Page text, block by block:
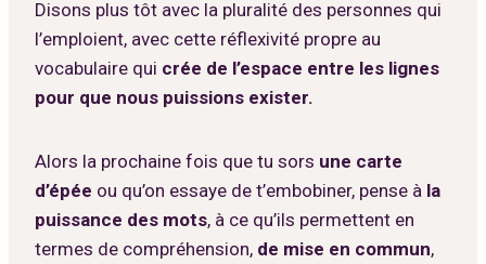
Disons plus tôt avec la pluralité des personnes qui
l’emploient, avec cette réflexivité propre au
vocabulaire qui crée de l’espace entre les lignes
pour que nous puissions exister.
Alors la prochaine fois que tu sors une carte
d’épée ou qu’on essaye de t’embobiner, pense à la
puissance des mots, à ce qu’ils permettent en
termes de compréhension, de mise en commun,